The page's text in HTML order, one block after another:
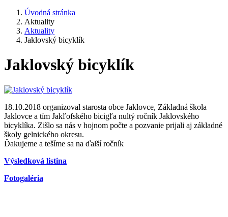
Úvodná stránka
Aktuality
Aktuality
Jaklovský bicyklík
Jaklovský bicyklík
18.10.2018 organizoval starosta obce Jaklovce, Základná škola
Jaklovce a tím Jakľofského bicigľa nultý ročník Jaklovského
bicyklíka. Zišlo sa nás v hojnom počte a pozvanie prijali aj základné
školy gelnického okresu.
Ďakujeme a tešíme sa na ďalší ročník
Výsledková listina
Fotogaléria